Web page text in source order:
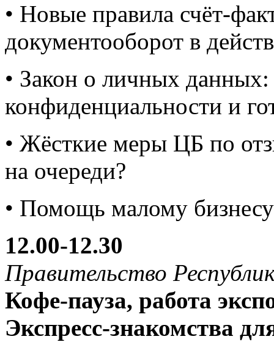
• Новые правила счёт-
документооборот в
• Закон о личных
конфиденциальности и
• Жёсткие меры ЦБ по
на очереди?
• Помощь малому
12.00-12.30
Правительство
Кофе-пауза, работа
Экспресс-знакомства